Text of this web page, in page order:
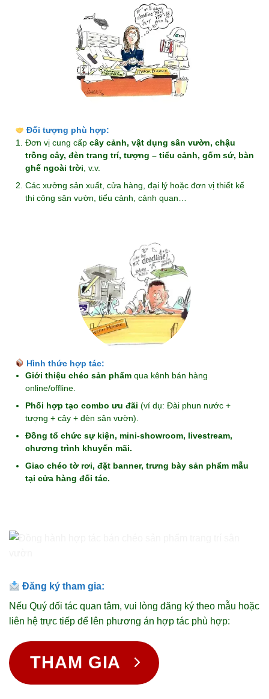
Đối tượng phù hợp:
Đơn vị cung cấpcây cảnh, vật dụng sân vườn, chậu
trồng cây, đèn trang trí, tượng – tiểu cảnh, gốm sứ, bàn
ghế ngoài trời , v.v.
Các xưởng sản xuất, cửa hàng, đại lý hoặc đơn vị thiết kế
thi công sân vườn, tiểu cảnh, cảnh quan…
Hình thức hợp tác:
Giới thiệu chéo sản phẩm qua kênh bán hàng
online/offline.
Phối hợp tạo combo ưu đãi (ví dụ: Đài phun nước +
tượng + cây + đèn sân vườn).
Đồng tổ chức sự kiện, mini-showroom, livestream,
chương trình khuyến mãi.
Giao chéo tờ rơi, đặt banner, trưng bày sản phẩm mẫu
tại cửa hàng đối tác.
Đăng ký tham gia:
Nếu Quý đối tác quan tâm, vui lòng đăng ký theo mẫu hoặc
liên hệ trực tiếp để lên phương án hợp tác phù hợp:
THAM GIA